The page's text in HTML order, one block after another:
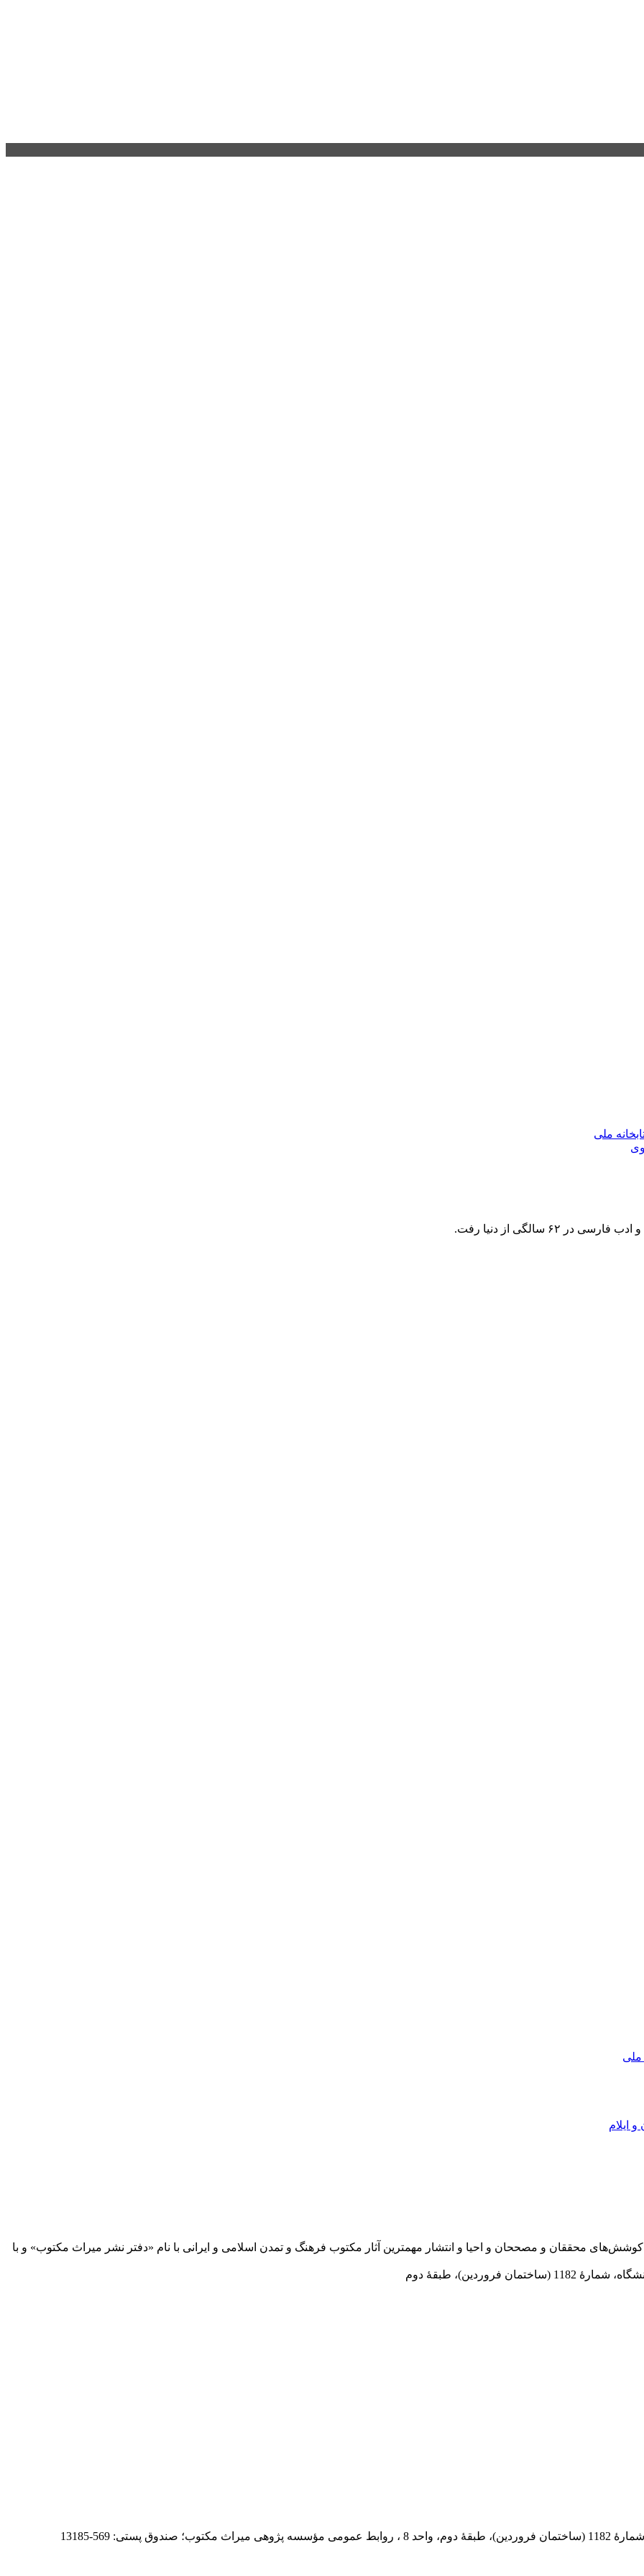
ملی
سالگی از دنیا رفت.
ملی
ایلام
در سال 1372 ش به قصد حمایت از كوشش‌های محققان و مصححان و احیا و انتشار مهمترین آثار مكتوب فرهنگ و تمدن اسلامی و ایرانی با نام «دفتر نشر میراث مكتوب» و با
طبقۀ دوم
569-13185